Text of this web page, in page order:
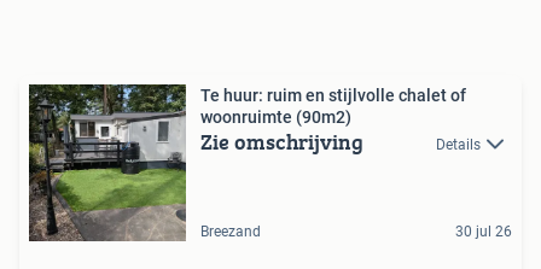
Te huur: ruim en stijlvolle chalet of
woonruimte (90m2)
Zie omschrijving Details
Breezand 30 jul 26